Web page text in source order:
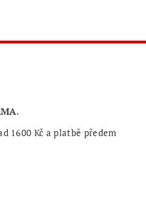
.
1600 Kč a platbě předem